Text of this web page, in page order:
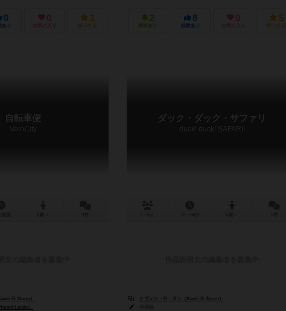
0
り
0
お気に入り
1
持ってる
2
興味あり
8
経験あり
0
お気に入り
5
持ってる
自転車便
VeloCity
G. Nunn）
Lieske）
ダック・ダック・サファリ
duck! duck! SAFARI!
ケヴィン・G・ヌン（Kevin G. Nunn）